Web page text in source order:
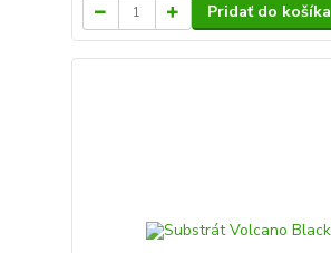
Pridať do košíka